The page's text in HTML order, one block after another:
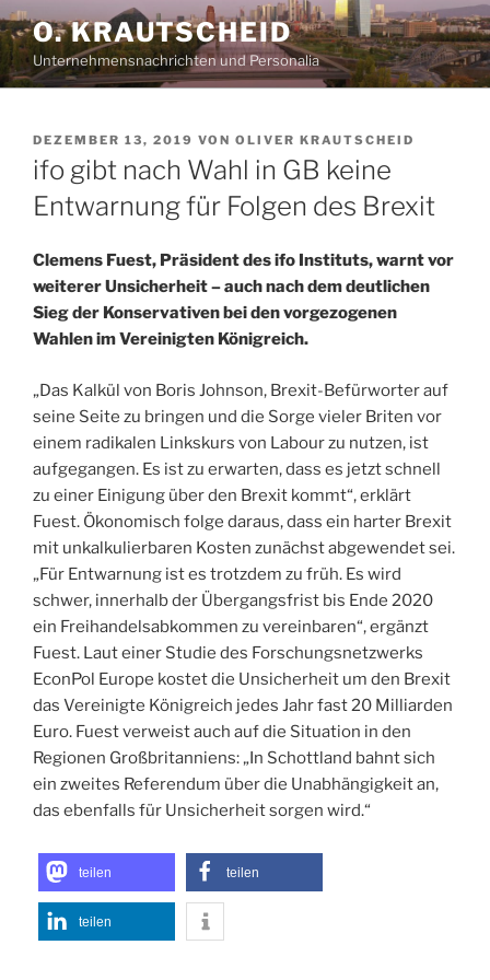
Zum
Inhalt
springen
O. KRAUTSCHEID
Unternehmensnachrichten und Personalia
VERÖFFENTLICHT
AM
DEZEMBER 13, 2019 VON OLIVER KRAUTSCHEID
ifo gibt nach Wahl in GB keine
Entwarnung für Folgen des Brexit
Clemens Fuest, Präsident des ifo Instituts, warnt vor
weiterer Unsicherheit – auch nach dem deutlichen
Sieg der Konservativen bei den vorgezogenen
Wahlen im Vereinigten Königreich.
„Das Kalkül von Boris Johnson, Brexit-Befürworter auf
seine Seite zu bringen und die Sorge vieler Briten vor
einem radikalen Linkskurs von Labour zu nutzen, ist
aufgegangen. Es ist zu erwarten, dass es jetzt schnell
zu einer Einigung über den Brexit kommt“, erklärt
Fuest. Ökonomisch folge daraus, dass ein harter Brexit
mit unkalkulierbaren Kosten zunächst abgewendet sei.
„Für Entwarnung ist es trotzdem zu früh. Es wird
schwer, innerhalb der Übergangsfrist bis Ende 2020
ein Freihandelsabkommen zu vereinbaren“, ergänzt
Fuest. Laut einer Studie des Forschungsnetzwerks
EconPol Europe kostet die Unsicherheit um den Brexit
das Vereinigte Königreich jedes Jahr fast 20 Milliarden
Euro. Fuest verweist auch auf die Situation in den
Regionen Großbritanniens: „In Schottland bahnt sich
ein zweites Referendum über die Unabhängigkeit an,
das ebenfalls für Unsicherheit sorgen wird.“
teilen teilen
teilen